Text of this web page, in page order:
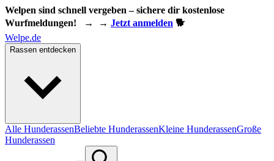
Welpen sind schnell vergeben – sichere dir kostenlose
Wurfmeldungen! → → Jetzt anmelden 🐕
Welpe.de
Rassen entdecken
Alle HunderassenBeliebte HunderassenKleine HunderassenGroße
Hunderassen